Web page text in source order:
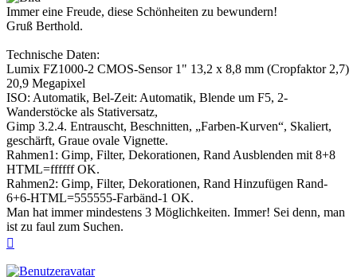
Immer eine Freude, diese Schönheiten zu bewundern!
Gruß Berthold.
Technische Daten:
Lumix FZ1000-2 CMOS-Sensor 1" 13,2 x 8,8 mm (Cropfaktor 2,7)
20,9 Megapixel
ISO: Automatik, Bel-Zeit: Automatik, Blende um F5, 2-
Wanderstöcke als Stativersatz,
Gimp 3.2.4. Entrauscht, Beschnitten, „Farben-Kurven“, Skaliert,
geschärft, Graue ovale Vignette.
Rahmen1: Gimp, Filter, Dekorationen, Rand Ausblenden mit 8+8
HTML=ffffff OK.
Rahmen2: Gimp, Filter, Dekorationen, Rand Hinzufügen Rand-
6+6-HTML=555555-Farbänd-1 OK.
Man hat immer mindestens 3 Möglichkeiten. Immer! Sei denn, man
ist zu faul zum Suchen.